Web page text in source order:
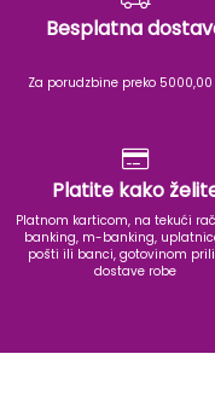
Besplatna
Za porudzbine preko 5000,00
Platite kako
Platnom karticom, na tekući
banking, m-banking,
pošti ili banci, gotovinom
dostave robe